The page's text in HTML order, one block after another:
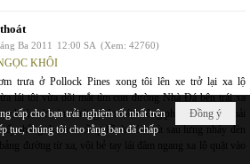
Ba 2011 12:00 SA (Xem: 42760)
KHÔI
trưa ở Pollock Pines xong tôi lên xe trở lại xa lộ
lái tôi vừa dõi mắt tìm con đường Nhà Đá bên trái xa
khác vừa tìm đường bên trái không phải dễ nhất là phải
thằng đi truck cồng kềnh bám sát sau lưng nháy đèn
đường từ xa, vội bẻ tay lái đâm ngang xa lộ quặt vào
Đồng ý
cấp cho bạn trải nghiệm tốt nhất trên
tục, chúng tôi cho rằng bạn đã chấp